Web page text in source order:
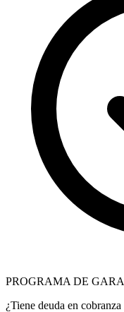
PROGRAMA DE
¿Tiene deuda en